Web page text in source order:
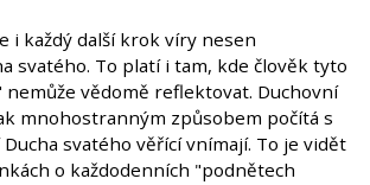
i každý další krok víry nesen
svatého. To platí i tam, kde člověk tyto
vědomě reflektovat. Duchovní
mnohostranným způsobem počítá s
svatého věřící vnímají. To je vidět
o každodenních "podnětech